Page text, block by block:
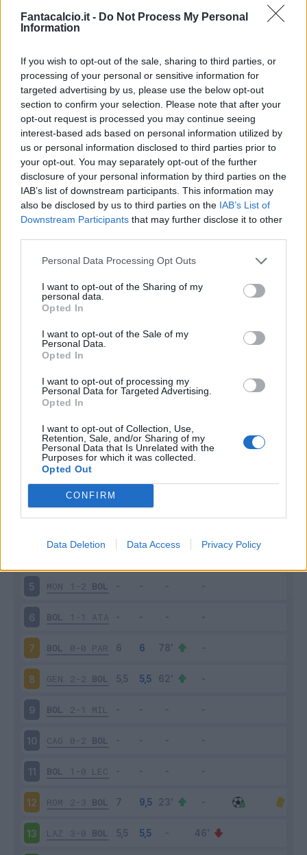
Fantacalcio.it - Do Not Process My Personal
Information
If you wish to opt-out of the sale, sharing to third parties, or
processing of your personal or sensitive information for
targeted advertising by us, please use the below opt-out
section to confirm your selection. Please note that after your
opt-out request is processed you may continue seeing
interest-based ads based on personal information utilized by
us or personal information disclosed to third parties prior to
your opt-out. You may separately opt-out of the further
disclosure of your personal information by third parties on the
IAB’s list of downstream participants. This information may
also be disclosed by us to third parties on the IAB’s List of
Downstream Participants that may further disclose it to other
Personal Data Processing Opt Outs
I want to opt-out of the Sharing of my
personal data.
Opted In
I want to opt-out of the Sale of my
Personal Data.
Opted In
I want to opt-out of processing my
Personal Data for Targeted Advertising.
Opted In
I want to opt-out of Collection, Use,
Retention, Sale, and/or Sharing of my
Personal Data that Is Unrelated with the
Purposes for which it was collected.
Opted Out
CONFIRM
Data Deletion Data Access Privacy Policy
Classic Mantra
Riepilogo stagione
Titolare
Entrato 11 - 28%
Scarica riepilogo
stagionale
Scarica
Giornata VotoFV Entrato Uscito Bonus/Malus
BOL 1-1 UDI
3-0 BOL
5 MON 1-2 BOL
6 BOL 1-1 ATA
7 BOL 0-0 PAR
8 GEN 2-2 BOL
9 BOL 2-1 MIL
10 CAG 0-2 BOL
11 BOL 1-0 LEC
12 ROM 2-3 BOL
13 LAZ 3-0 BOL